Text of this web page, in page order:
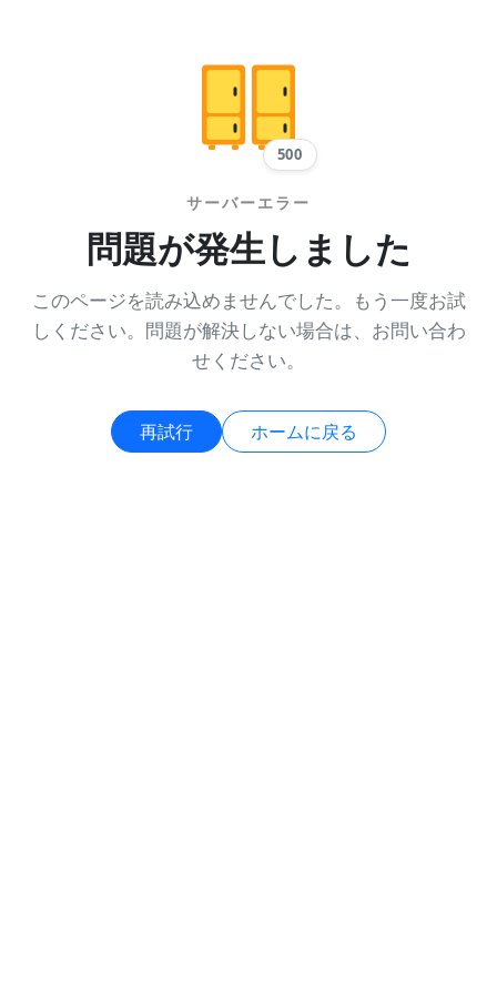
500
サーバーエラー
問題が発生しました
このページを読み込めませんでした。もう一度お試
しください。問題が解決しない場合は、お問い合わ
せください。
再試行 ホームに戻る